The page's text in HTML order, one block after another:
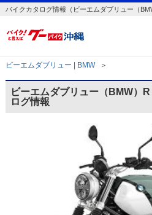
バイクカタログ情報（ビーエムダブリュー（
ビーエムダブリュー | BMW ＞
ビーエムダブリュー（BMW）
ログ情報